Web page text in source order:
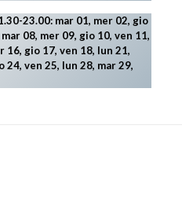
23.00: mar 01, mer 02, gio
08, mer 09, gio 10, ven 11,
16, gio 17, ven 18, lun 21,
24, ven 25, lun 28, mar 29,